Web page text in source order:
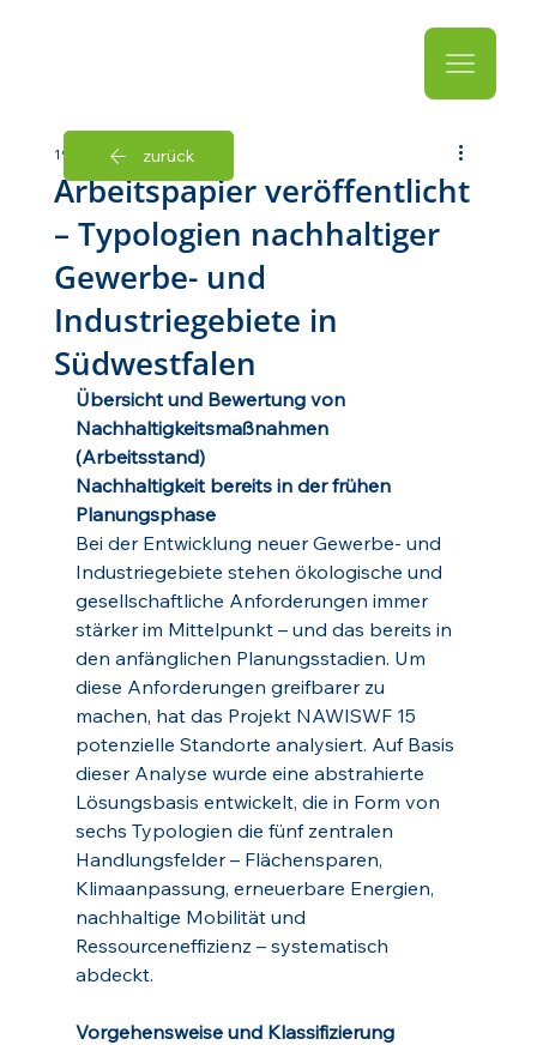
Arbeitspapier veröffentlicht
– Typologien nachhaltiger
Gewerbe- und
Industriegebiete in
Südwestfalen
19. Juni 1 Min. Lesezeit
Übersicht und Bewertung von
Nachhaltigkeitsmaßnahmen
(Arbeitsstand)
Nachhaltigkeit bereits in der frühen
Planungsphase
Bei der Entwicklung neuer Gewerbe‑ und
Industriegebiete stehen ökologische und
gesellschaftliche Anforderungen immer
stärker im Mittelpunkt – und das bereits in
den anfänglichen Planungsstadien. Um
diese Anforderungen greifbarer zu
machen, hat das Projekt NAWISWF 15
potenzielle Standorte analysiert. Auf Basis
dieser Analyse wurde eine abstrahierte
Lösungsbasis entwickelt, die in Form von
sechs Typologien die fünf zentralen
Handlungsfelder – Flächensparen,
Klimaanpassung, erneuerbare Energien,
nachhaltige Mobilität und
Ressourceneffizienz – systematisch
abdeckt.
Vorgehensweise und Klassifizierung
zurück